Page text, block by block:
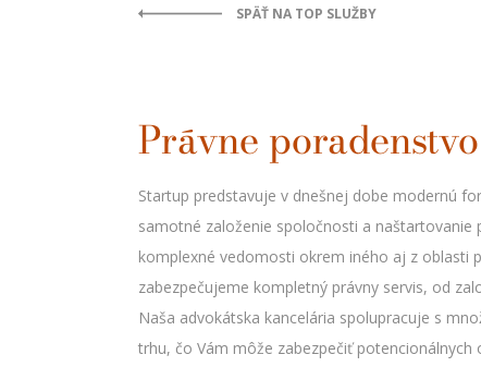
SPÄŤ NA TOP SLUŽBY
Právne
Startup predstavuje v dnešnej dobe modernú
samotné založenie spoločnosti a
komplexné vedomosti okrem iného aj z oblasti
zabezpečujeme kompletný právny servis, od
Naša advokátska kancelária spolupracuje s
trhu, čo Vám môže zabezpečiť